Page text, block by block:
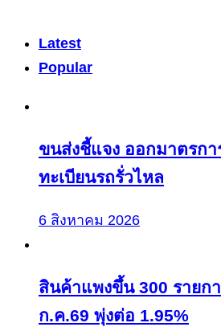
Latest
Popular
ขนส่งชี้แจง ออกมาตรก
ทะเบียนรถรั่วไหล
6 สิงหาคม 2026
สินค้าแพงขึ้น 300 รายก
ก.ค.69 พุ่งต่อ 1.95%